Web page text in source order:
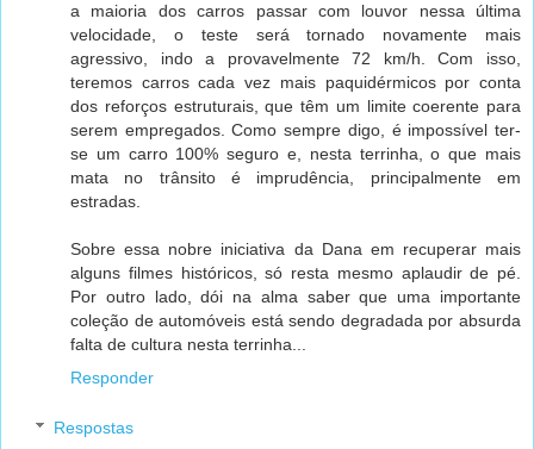
a maioria dos carros passar com louvor nessa última
velocidade, o teste será tornado novamente mais
agressivo, indo a provavelmente 72 km/h. Com isso,
teremos carros cada vez mais paquidérmicos por conta
dos reforços estruturais, que têm um limite coerente para
serem empregados. Como sempre digo, é impossível ter-
se um carro 100% seguro e, nesta terrinha, o que mais
mata no trânsito é imprudência, principalmente em
estradas.
Sobre essa nobre iniciativa da Dana em recuperar mais
alguns filmes históricos, só resta mesmo aplaudir de pé.
Por outro lado, dói na alma saber que uma importante
coleção de automóveis está sendo degradada por absurda
falta de cultura nesta terrinha...
Responder
Respostas